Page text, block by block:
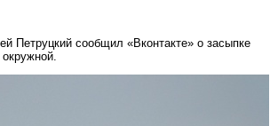
Петруцкий сообщил «Вконтакте» о засыпке